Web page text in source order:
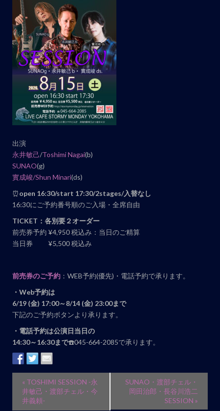
ン
ト
ナ
ビ
ゲ
ン
出演
永井敏己/Toshimi Nagai(b)
SUNAO(g)
實成峻/Shun Minari(ds)
⏰open 16:30/start 17:30/2stages/入替なし
16:30にご予約番号順のご入場・全席自由
TICKET：各別要２オーダー
前売券予約 ¥4,950 税込み：当日のご精算
当日券 ¥5,500 税込み
前売券のご予約：WEB予約(優先)・電話予約で承ります。
・Web予約は
6/19 (金) 17:00～8/14 (金) 23:00まで
下記のご予約ボタンより承ります。
・電話予約は公演日当日の
14:30～16:30まで☎️045-664-2085で承ります。
« TOSHIMI SESSION -永
井敏己・渡部チェル・今
井義頼-
SUNAO・渡部チェル・
岡田治郎・長谷川浩二
SESSION »